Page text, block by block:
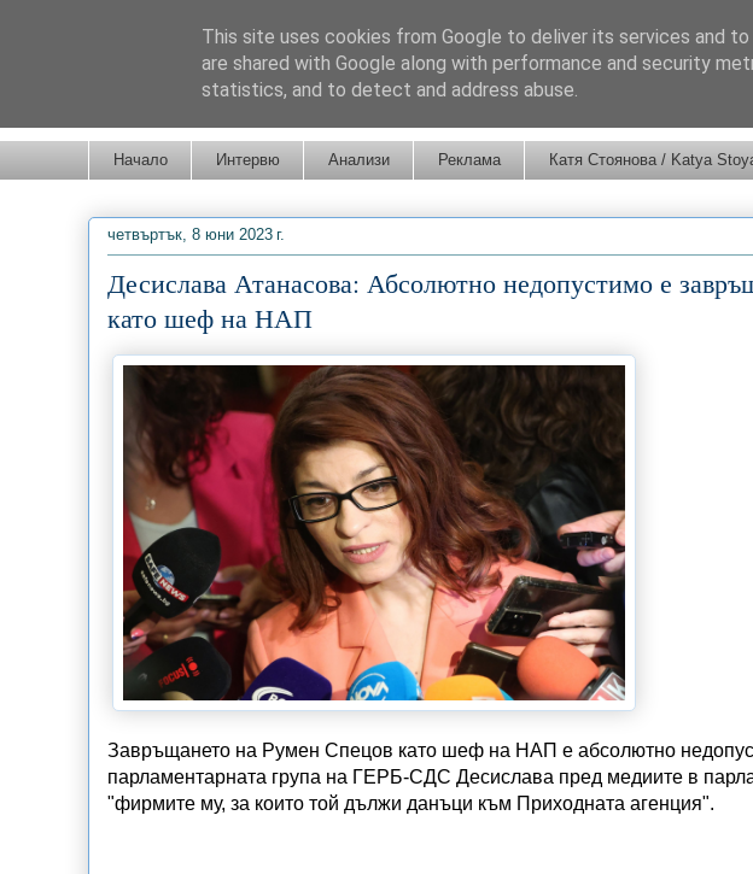
Начало Интервю Анализи Реклама Катя Стоянова / Katya
четвъртък, 8 юни 2023 г.
Десислава Атанасова: Абсолютно недопустимо е
като шеф на НАП
Завръщането на Румен Спецов като шеф на НАП е абсолютно
парламентарната група на ГЕРБ-СДС Десислава пред медиите в
"фирмите му, за които той дължи данъци към Приходната агенция".
This site uses cookies from Google to deliver its services and to
are shared with Google along with performance and security
statistics, and to detect and address abuse.